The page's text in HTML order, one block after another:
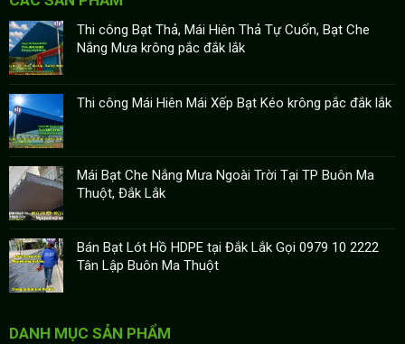
Thi công Bạt Thả, Mái Hiên Thả Tự Cuốn, Bạt Che
Nắng Mưa krông pắc đắk lắk
Thi công Mái Hiên Mái Xếp Bạt Kéo krông pắc đắk lắk
Mái Bạt Che Nắng Mưa Ngoài Trời Tại TP Buôn Ma
Thuột, Đắk Lắk
Bán Bạt Lót Hồ HDPE tại Đắk Lắk Gọi 0979 10 2222
Tân Lập Buôn Ma Thuột
DANH MỤC SẢN PHẨM